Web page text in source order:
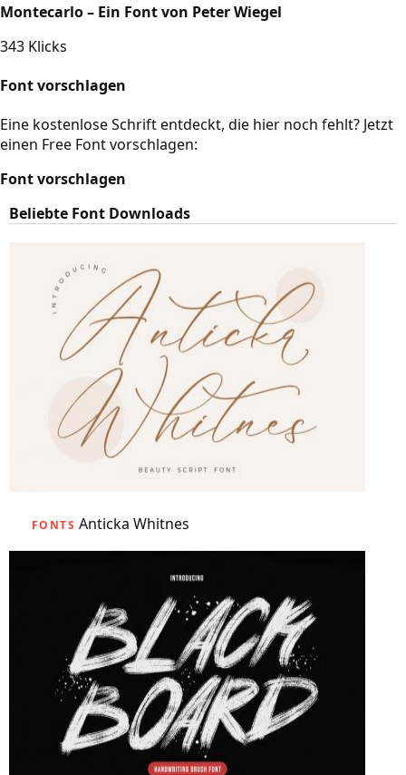
Montecarlo – Ein Font von Peter Wiegel
343 Klicks
Font vorschlagen
Eine kostenlose Schrift entdeckt, die hier noch fehlt? Jetzt
einen Free Font vorschlagen:
Font vorschlagen
Beliebte Font Downloads
FONTS Anticka Whitnes